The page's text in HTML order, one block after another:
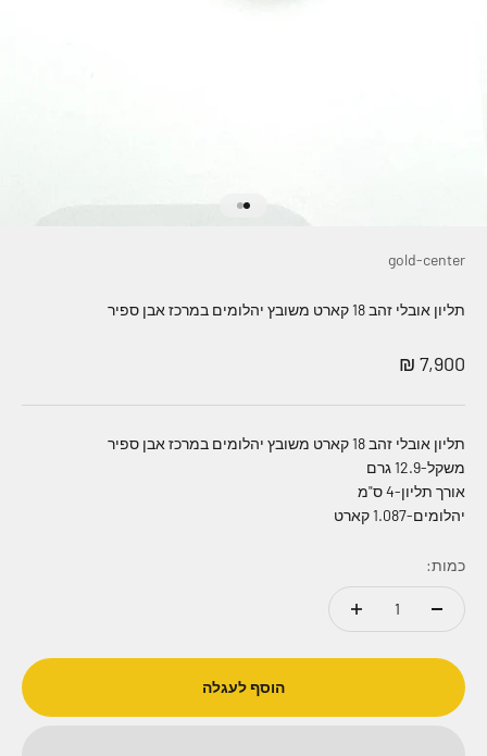
gold-center
תליון אובלי זהב 18 קארט משובץ יהלומים במרכז אבן ספיר
מחיר מבצע
7,900 ₪
תליון אובלי זהב 18 קארט משובץ יהלומים במרכז אבן ספיר
משקל-12.9 גרם
אורך תליון-4 ס"מ
יהלומים-1.087 קארט
כמות:
הוסף לעגלה